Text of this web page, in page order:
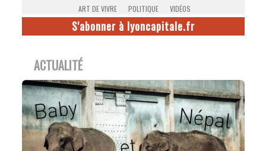
ART DE VIVRE
POLITIQUE VIDÉOS
S'abonner à lyoncapitale.fr
ACTUALITÉ